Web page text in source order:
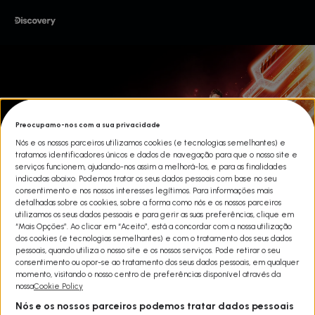
CORRIDAS ILEGAIS: OS MAIS
RÁPIDOS T1
Share
Oito das equipas de corrida de rua mais rápidas da América
Preocupamo-nos com a sua privacidade
Nós e os nossos parceiros utilizamos cookies (e tecnologias semelhantes) e
tratamos identificadores únicos e dados de navegação para que o nosso site e
serviços funcionem, ajudando-nos assim a melhorá-los, e para as finalidades
indicadas abaixo. Podemos tratar os seus dados pessoais com base no seu
consentimento e nos nossos interesses legítimos. Para informações mais
detalhadas sobre os cookies, sobre a forma como nós e os nossos parceiros
utilizamos os seus dados pessoais e para gerir as suas preferências, clique em
“Mais Opções”. Ao clicar em “Aceito”, está a concordar com a nossa utilização
dos cookies (e tecnologias semelhantes) e com o tratamento dos seus dados
pessoais, quando utiliza o nosso site e os nossos serviços. Pode retirar o seu
consentimento ou opor-se ao tratamento dos seus dados pessoais, em qualquer
momento, visitando o nosso centro de preferências disponível através da
nossaCookie Policy
Nós e os nossos parceiros podemos tratar dados pessoais